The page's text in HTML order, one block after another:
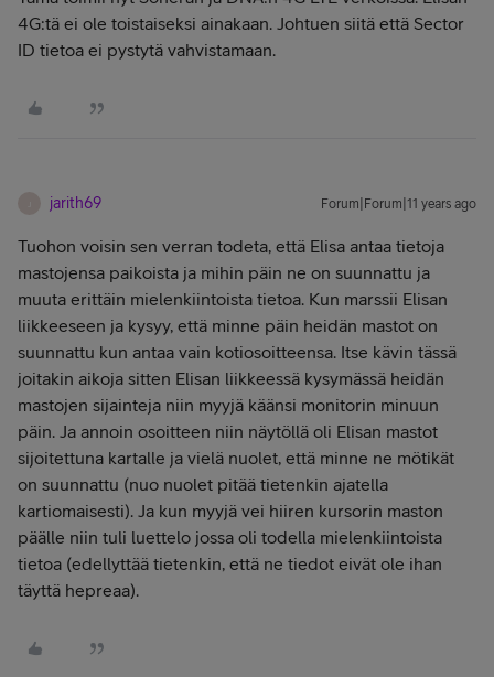
4G:tä ei ole toistaiseksi ainakaan. Johtuen siitä että Sector
ID tietoa ei pystytä vahvistamaan.
jarith69 Forum|Forum|11 years ago
Tuohon voisin sen verran todeta, että Elisa antaa tietoja
mastojensa paikoista ja mihin päin ne on suunnattu ja
muuta erittäin mielenkiintoista tietoa. Kun marssii Elisan
liikkeeseen ja kysyy, että minne päin heidän mastot on
suunnattu kun antaa vain kotiosoitteensa. Itse kävin tässä
joitakin aikoja sitten Elisan liikkeessä kysymässä heidän
mastojen sijainteja niin myyjä käänsi monitorin minuun
päin. Ja annoin osoitteen niin näytöllä oli Elisan mastot
sijoitettuna kartalle ja vielä nuolet, että minne ne mötikät
on suunnattu (nuo nuolet pitää tietenkin ajatella
kartiomaisesti). Ja kun myyjä vei hiiren kursorin maston
päälle niin tuli luettelo jossa oli todella mielenkiintoista
tietoa (edellyttää tietenkin, että ne tiedot eivät ole ihan
täyttä hepreaa).